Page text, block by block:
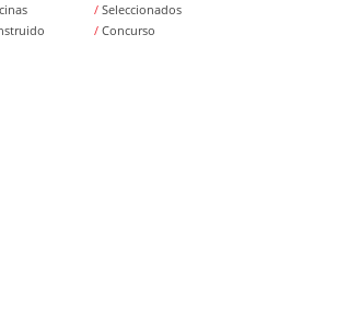
/ Seleccionados
/ Concurso